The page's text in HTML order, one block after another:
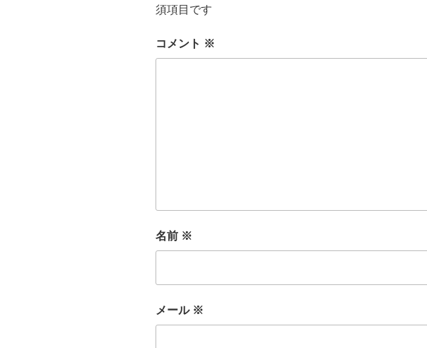
須項目です
コメント ※
名前 ※
メール ※